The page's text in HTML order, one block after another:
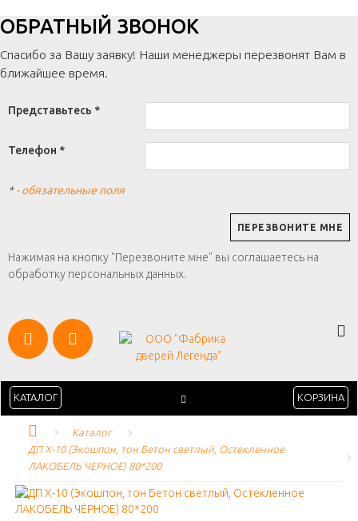
ОБРАТНЫЙ ЗВОНОК
Спасибо за Вашу заявку! Наши менеджеры перезвонят Вам в
ближайшее время.
Представьтесь *
Телефон *
*- обязательные поля
Нажимая на кнопку "Перезвоните мне" вы соглашаетесь на
обработку персональных данных.
КАТАЛОГ КОРЗИНА
Каталог
ДП Х-10 (Экошпон, тон Бетон светлый, Остекленное
ЛАКОБЕЛЬ ЧЕРНОЕ) 80*200